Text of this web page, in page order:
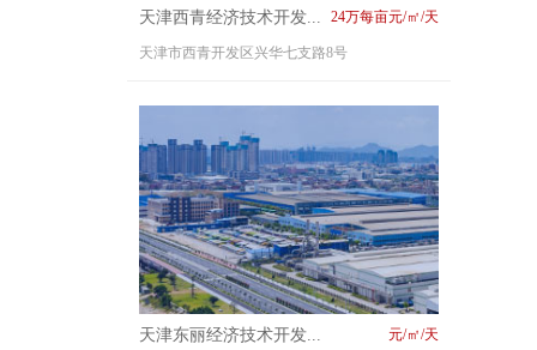
24万每亩元/㎡/天
天津西青经济技术开发...
天津市西青开发区兴华七支路8号
元/㎡/天
天津东丽经济技术开发...